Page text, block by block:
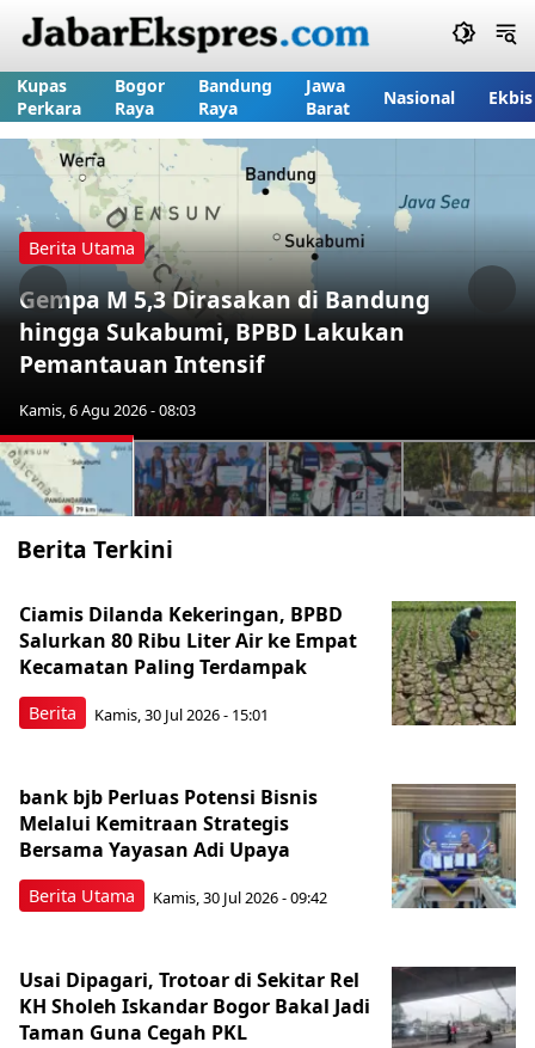
Kupas
Perkara
Bogor
Raya
Bandung
Raya
Jawa
Barat
Nasional Ekbis
Berita Utama
Gempa M 5,3 Dirasakan di Bandung
hingga Sukabumi, BPBD Lakukan
Pemantauan Intensif
Kamis, 6 Agu 2026 - 08:03
Previous
Berita Terkini
Berita
Ciamis Dilanda Kekeringan, BPBD
Salurkan 80 Ribu Liter Air ke Empat
Kecamatan Paling Terdampak
Kamis, 30 Jul 2026 - 15:01
Berita Utama
bank bjb Perluas Potensi Bisnis
Melalui Kemitraan Strategis
Bersama Yayasan Adi Upaya
Kamis, 30 Jul 2026 - 09:42
Usai Dipagari, Trotoar di Sekitar Rel
KH Sholeh Iskandar Bogor Bakal Jadi
Taman Guna Cegah PKL